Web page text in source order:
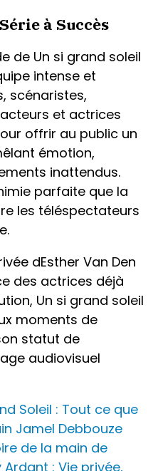
à Succès
de Un si grand soleil
intense et
scénaristes,
et actrices
offrir au public un
émotion,
inattendus.
parfaite que la
les téléspectateurs
dEsther Van Den
des actrices déjà
Un si grand soleil
moments de
statut de
audiovisuel
Soleil : Tout ce que
Jamel Debbouze
de la main de
Ardant : Vie privée,